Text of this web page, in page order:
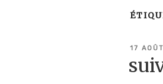
PUBLIÉ
17